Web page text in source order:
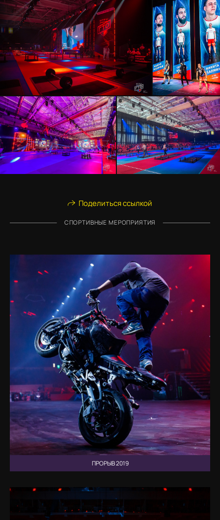
Поделиться ссылкой
СПОРТИВНЫЕ МЕРОПРИЯТИЯ
ПРОРЫВ 2019